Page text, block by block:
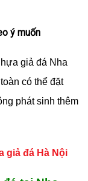
ý muốn
giả đá Nha
có thể đặt
phát sinh thêm
giả đá Hà Nội